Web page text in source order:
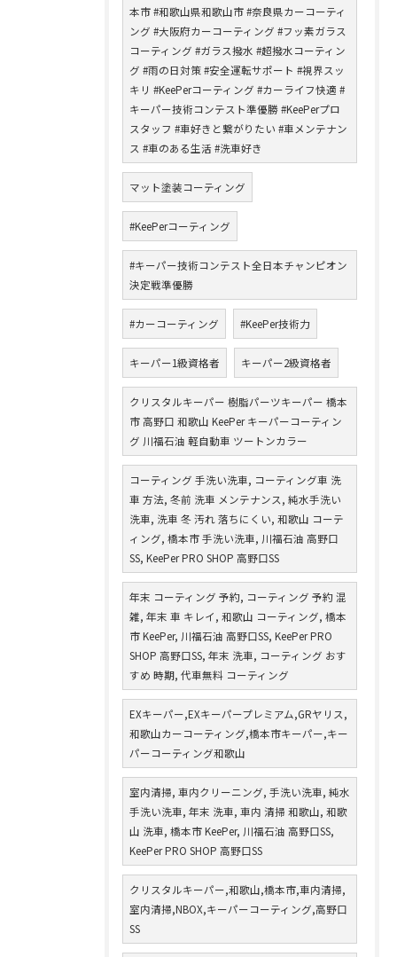
本市 #和歌山県和歌山市 #奈良県カーコーティ
ング #大阪府カーコーティング #フッ素ガラス
コーティング #ガラス撥水 #超撥水コーティン
グ #雨の日対策 #安全運転サポート #視界スッ
キリ #KeePerコーティング #カーライフ快適 #
キーパー技術コンテスト準優勝 #KeePerプロ
スタッフ #車好きと繋がりたい #車メンテナン
ス #車のある生活 #洗車好き
マット塗装コーティング
#KeePerコーティング
#キーパー技術コンテスト全日本チャンピオン
決定戦準優勝
#カーコーティング #KeePer技術力
キーパー1級資格者 キーパー2級資格者
クリスタルキーパー 樹脂パーツキーパー 橋本
市 高野口 和歌山 KeePer キーパーコーティン
グ 川福石油 軽自動車 ツートンカラー
コーティング 手洗い洗車, コーティング車 洗
車 方法, 冬前 洗車 メンテナンス, 純水手洗い
洗車, 洗車 冬 汚れ 落ちにくい, 和歌山 コーテ
ィング, 橋本市 手洗い洗車, 川福石油 高野口
SS, KeePer PRO SHOP 高野口SS
年末 コーティング 予約, コーティング 予約 混
雑, 年末 車 キレイ, 和歌山 コーティング, 橋本
市 KeePer, 川福石油 高野口SS, KeePer PRO
SHOP 高野口SS, 年末 洗車, コーティング おす
すめ 時期, 代車無料 コーティング
EXキーパー,EXキーパープレミアム,GRヤリス,
和歌山カーコーティング,橋本市キーパー,キー
パーコーティング和歌山
室内清掃, 車内クリーニング, 手洗い洗車, 純水
手洗い洗車, 年末 洗車, 車内 清掃 和歌山, 和歌
山 洗車, 橋本市 KeePer, 川福石油 高野口SS,
KeePer PRO SHOP 高野口SS
クリスタルキーパー,和歌山,橋本市,車内清掃,
室内清掃,NBOX,キーパーコーティング,高野口
SS